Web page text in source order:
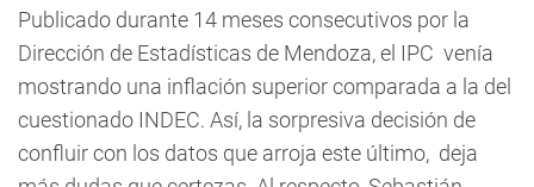
Publicado durante 14 meses consecutivos por la
Dirección de Estadísticas de Mendoza, el IPC venía
mostrando una inflación superior comparada a la del
cuestionado INDEC. Así, la sorpresiva decisión de
confluir con los datos que arroja este último, deja